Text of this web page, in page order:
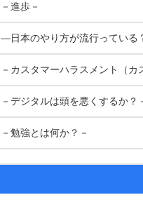
－進歩－
―日本のやり方が流行ってい
－カスタマーハラスメント（カ
－デジタルは頭を悪くするか？
－勉強とは何か？－